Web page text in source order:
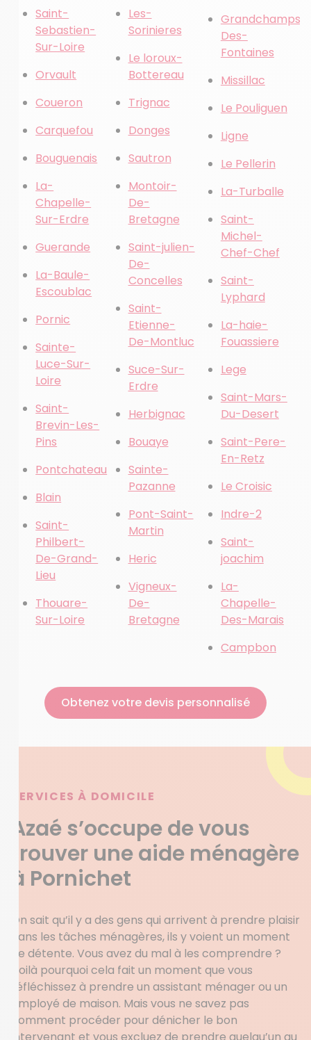
Saint-
Sebastien-
Sur-Loire
Orvault
Coueron
Carquefou
Bouguenais
La-
Chapelle-
Sur-Erdre
Guerande
La-Baule-
Escoublac
Pornic
Sainte-
Luce-Sur-
Loire
Saint-
Brevin-Les-
Pins
Pontchateau
Blain
Saint-
Philbert-
De-Grand-
Lieu
Thouare-
Sur-Loire
Les-
Sorinieres
Le loroux-
Bottereau
Trignac
Donges
Sautron
Montoir-
De-
Bretagne
Saint-julien-
De-
Concelles
Saint-
Etienne-
De-Montluc
Suce-Sur-
Erdre
Herbignac
Bouaye
Sainte-
Pazanne
Pont-Saint-
Martin
Heric
Vigneux-
De-
Bretagne
Grandchamps-
Des-
Fontaines
Missillac
Le Pouliguen
Ligne
Le Pellerin
La-Turballe
Saint-
Michel-
Chef-Chef
Saint-
Lyphard
La-haie-
Fouassiere
Lege
Saint-Mars-
Du-Desert
Saint-Pere-
En-Retz
Le Croisic
Indre-2
Saint-
joachim
La-
Chapelle-
Des-Marais
Campbon
Obtenez votre devis personnalisé
SERVICES À DOMICILE
Azaé s’occupe de vous
trouver une aide ménagère
à Pornichet
On sait qu’il y a des gens qui arrivent à prendre plaisir
dans les tâches ménagères, ils y voient un moment
de détente. Vous avez du mal à les comprendre ?
Voilà pourquoi cela fait un moment que vous
réfléchissez à prendre un assistant ménager ou un
employé de maison. Mais vous ne savez pas
comment procéder pour dénicher le bon